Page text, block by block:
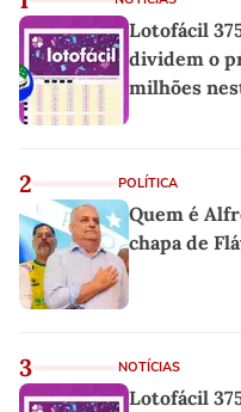
Lotofácil
dividem o
milhões
2 POLÍTICA
Quem é
chapa de
3 NOTÍCIAS
Lotofácil